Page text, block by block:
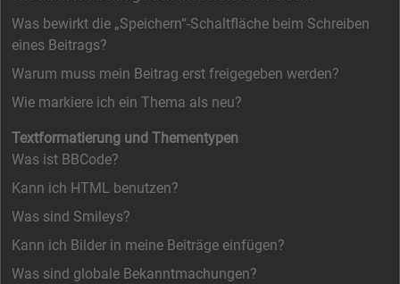
Was bewirkt die „Speichern“-Schaltfläche beim Schreiben
eines Beitrags?
Warum muss mein Beitrag erst freigegeben werden?
Wie markiere ich ein Thema als neu?
Textformatierung und Thementypen
Was ist BBCode?
Kann ich HTML benutzen?
Was sind Smileys?
Kann ich Bilder in meine Beiträge einfügen?
Was sind globale Bekanntmachungen?